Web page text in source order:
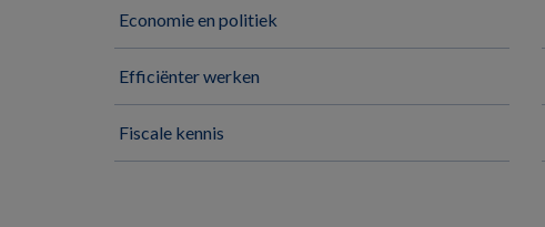
Economie en politiek
Efficiënter werken
Fiscale kennis